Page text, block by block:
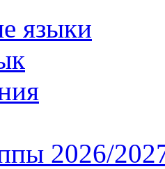
языки
2026/